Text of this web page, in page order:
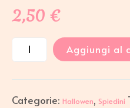
2,50€
Aggiungi al
Categorie: Hallowen, Spiedini